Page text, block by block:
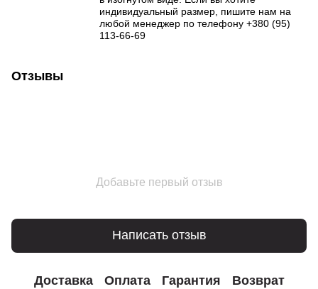
индивидуальный размер, пишите нам на
любой менеджер по телефону +380 (95)
113-66-69
Отзывы
Добавьте первый отзыв
Написать отзыв
Доставка Оплата Гарантия Возврат